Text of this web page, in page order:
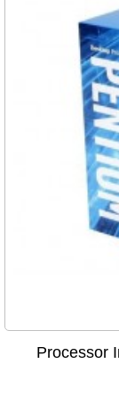
Processor